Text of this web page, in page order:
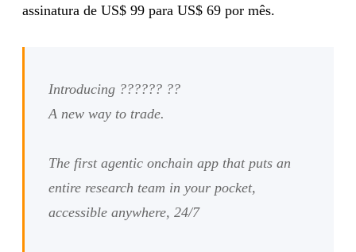
assinatura de US$ 99 para US$ 69 por mês.
Introducing ?????? ??
A new way to trade.
The first agentic onchain app that puts an
entire research team in your pocket,
accessible anywhere, 24/7